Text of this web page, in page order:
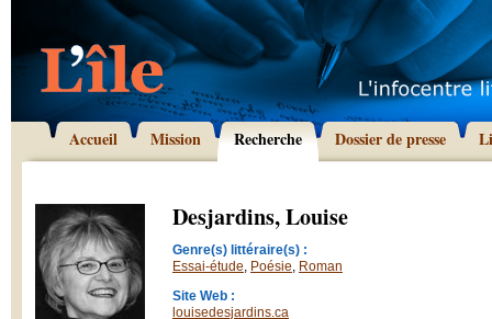
Accueil Mission Recherche Dossier de presse
Desjardins, Louise
Genre(s) littéraire(s) :
Essai-étude, Poésie, Roman
Site Web :
louisedesjardins.ca